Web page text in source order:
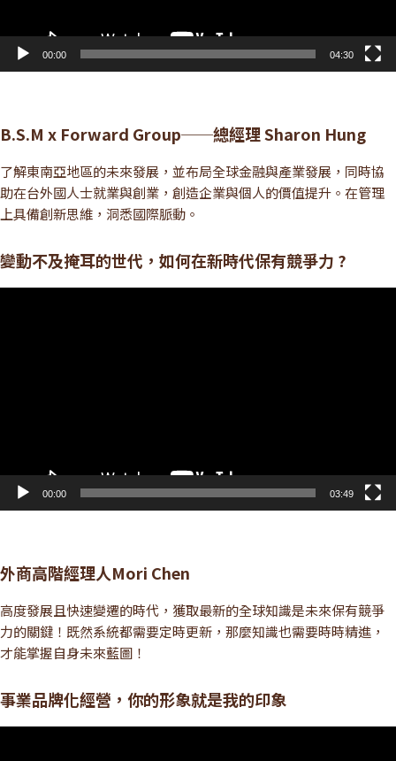
00:00 04:30
B.S.M x Forward Group──總經理 Sharon Hung
了解東南亞地區的未來發展，並布局全球金融與產業發展，同時協
助在台外國人士就業與創業，創造企業與個人的價值提升。在管理
上具備創新思維，洞悉國際脈動。
變動不及掩耳的世代，如何在新時代保有競爭力 ?
00:00 03:49
外商高階經理人Mori Chen
高度發展且快速變遷的時代，獲取最新的全球知識是未來保有競爭
力的關鍵！既然系統都需要定時更新，那麼知識也需要時時精進，
才能掌握自身未來藍圖！
事業品牌化經營，你的形象就是我的印象